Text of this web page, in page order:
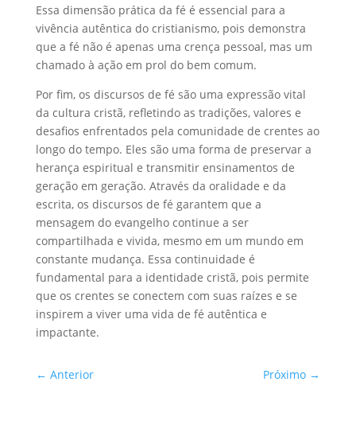
Essa dimensão prática da fé é essencial para a
vivência autêntica do cristianismo, pois demonstra
que a fé não é apenas uma crença pessoal, mas um
chamado à ação em prol do bem comum.
Por fim, os discursos de fé são uma expressão vital
da cultura cristã, refletindo as tradições, valores e
desafios enfrentados pela comunidade de crentes ao
longo do tempo. Eles são uma forma de preservar a
herança espiritual e transmitir ensinamentos de
geração em geração. Através da oralidade e da
escrita, os discursos de fé garantem que a
mensagem do evangelho continue a ser
compartilhada e vivida, mesmo em um mundo em
constante mudança. Essa continuidade é
fundamental para a identidade cristã, pois permite
que os crentes se conectem com suas raízes e se
inspirem a viver uma vida de fé autêntica e
impactante.
← Anterior Próximo →